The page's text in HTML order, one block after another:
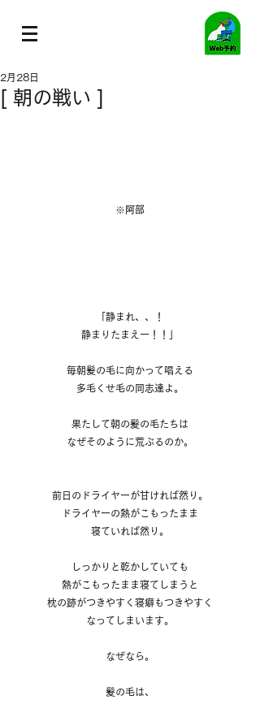
[ 朝の戦い ]
2月28日
※阿部
「静まれ、、！
静まりたまえー！！」
毎朝髪の毛に向かって唱える
多毛くせ毛の同志達よ。
果たして朝の髪の毛たちは
なぜそのように荒ぶるのか。
前日のドライヤーが甘ければ然り。
ドライヤーの熱がこもったまま
寝ていれば然り。
しっかりと乾かしていても
熱がこもったまま寝てしまうと
枕の跡がつきやすく寝癖もつきやすく
なってしまいます。
なぜなら。
髪の毛は、